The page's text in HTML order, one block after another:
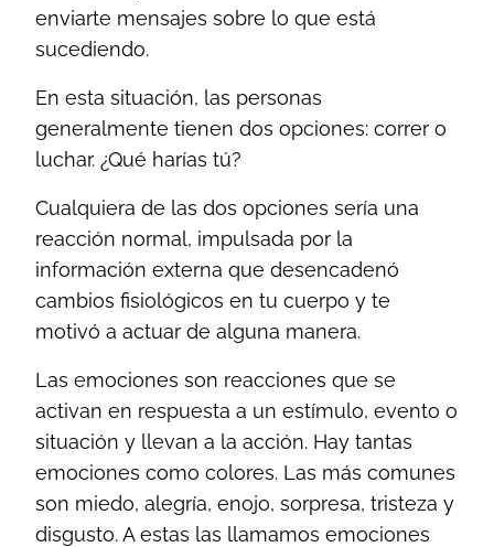
enviarte mensajes sobre lo que está
sucediendo.
En esta situación, las personas
generalmente tienen dos opciones: correr o
luchar. ¿Qué harías tú?
Cualquiera de las dos opciones sería una
reacción normal, impulsada por la
información externa que desencadenó
cambios fisiológicos en tu cuerpo y te
motivó a actuar de alguna manera.
Las emociones son reacciones que se
activan en respuesta a un estímulo, evento o
situación y llevan a la acción. Hay tantas
emociones como colores. Las más comunes
son miedo, alegría, enojo, sorpresa, tristeza y
disgusto. A estas las llamamos emociones